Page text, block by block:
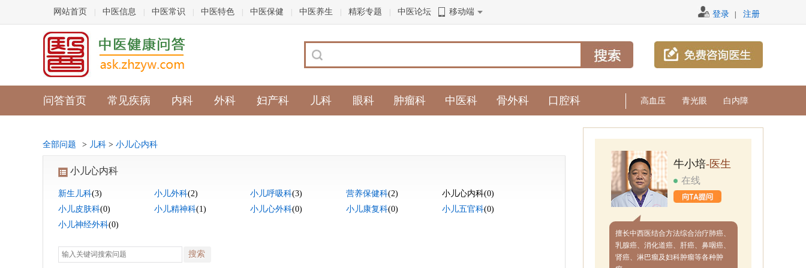
网站首页 中医信息 中医常识 中医特色 中医保健 中医养生 精彩专题 中医论坛 移动端 登录 注册
问答首页 常见疾病 内科 外科 妇产科 儿科 眼科 肿瘤科 中医科 骨外科 口腔科 高血压 青光眼 白内障
全部问题 > 儿科 > 小儿心内科
小儿心内科
新生儿科(3) 小儿外科(2) 小儿呼吸科(3) 营养保健科(2) 小儿心内科(0)
小儿皮肤科(0) 小儿精神科(1) 小儿心外科(0) 小儿康复科(0) 小儿五官科(0)
小儿神经外科(0)
搜索
牛小培-医生
在线
擅长中西医结合方法综合治疗肺癌、
乳腺癌、消化道癌、肝癌、鼻咽癌、
肾癌、淋巴瘤及妇科肿瘤等各种肿